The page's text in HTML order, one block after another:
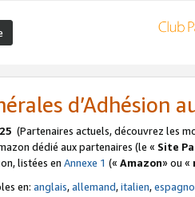
d’Adhésion
(Partenaires actuels, découvrez les
dédié aux partenaires (le « Site
listées en Annexe 1 (« Amazon» ou «
en: anglais,allemand,italien,